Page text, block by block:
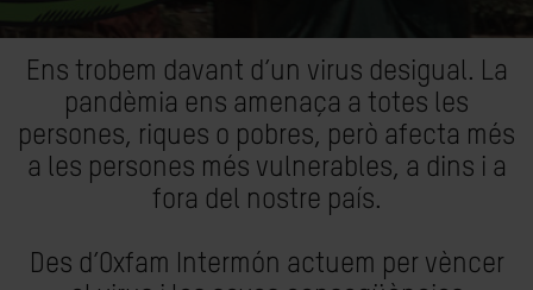
Ens trobem davant d’un virus desigual. La
pandèmia ens amenaça a totes les
persones, riques o pobres, però afecta més
a les persones més vulnerables, a dins i a
fora del nostre país.
Des d’Oxfam Intermón actuem per vèncer